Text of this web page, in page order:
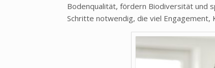
Bodenqualität, fördern Biodiversität und
Schritte notwendig, die viel